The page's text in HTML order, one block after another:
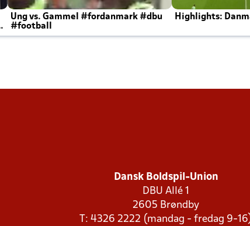
Ung vs. Gammel #fordanmark #dbu
#football
Highlights:
Dansk Boldspil-Union
DBU Allé 1
2605 Brøndby
T: 4326 2222 (mandag - fredag 9-